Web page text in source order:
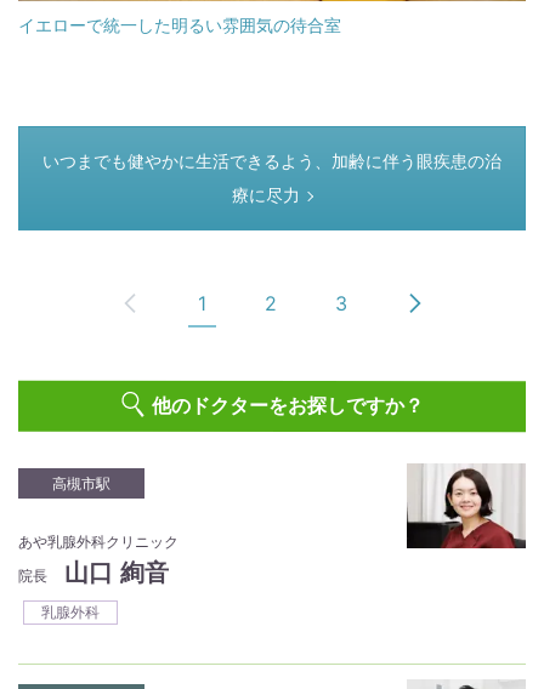
イエローで統一した明るい雰囲気の待合室
つぎのページ
いつまでも健やかに生活できるよう、加齢に伴う眼疾患の治
療に尽力
1 2 3
他のドクターをお探しですか？
高槻市駅
あや乳腺外科クリニック
院長
山口 絢音
乳腺外科